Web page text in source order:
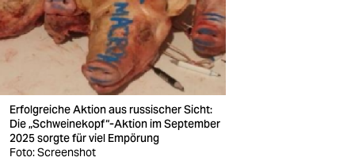
Erfolgreiche Aktion aus russischer Sicht:
Die „Schweinekopf“-Aktion im September
2025 sorgte für viel Empörung
Foto: Screenshot